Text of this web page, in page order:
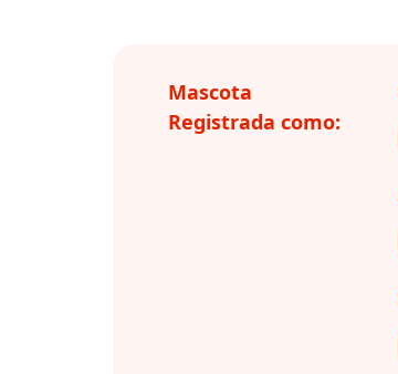
Mascota
Registrada como: